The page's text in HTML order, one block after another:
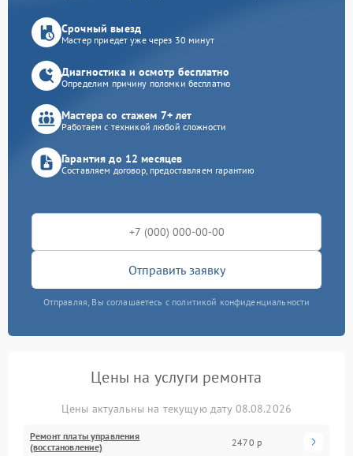
Срочный выезд
Мастер приедет уже через 30 минут
Диагностика и осмотр бесплатно
Определим причину поломки бесплатно
Мастера со стажем 7+ лет
Работаем с техникой любой сложности
Гарантия до 12 месяцев
Составляем договор, предоставляем гарантию
Отправить заявку
Отправляя, Вы соглашаетесь с политикой конфиденциальности
Цены на услуги ремонта
Цены актуальны на текущую дату 08.08.2026
Ремонт платы управления
(восстановление)
2470 р